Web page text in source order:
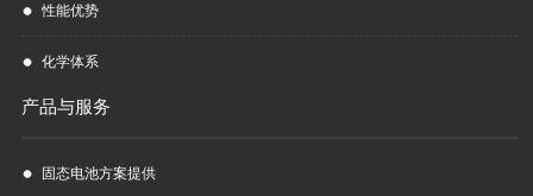
性能优势
化学体系
产品与服务
固态电池方案提供